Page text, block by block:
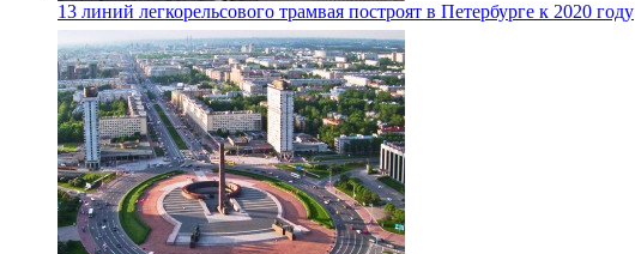
13 линий легкорельсового трамвая построят в Петербурге к 2020 году